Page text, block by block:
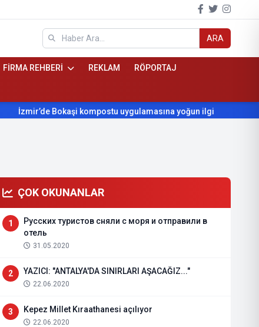
ARA
FİRMA REHBERİ REKLAM RÖPORTAJ
İzmir’de Bokaşi kompostu uygulamasına yoğun ilgi
ÇOK OKUNANLAR
1
Русских туристов сняли с моря и отправили в
отель
31.05.2020
2 YAZICI: "ANTALYA'DA SINIRLARI AŞACAĞIZ..."
22.06.2020
3 Kepez Millet Kıraathanesi açılıyor
22.06.2020